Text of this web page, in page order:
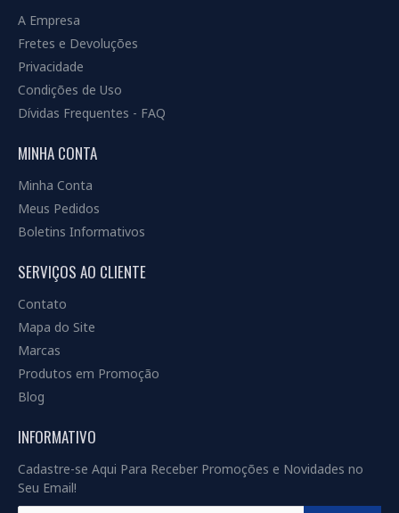
A Empresa
Fretes e Devoluções
Privacidade
Condições de Uso
Dívidas Frequentes - FAQ
MINHA CONTA
Minha Conta
Meus Pedidos
Boletins Informativos
SERVIÇOS AO CLIENTE
Contato
Mapa do Site
Marcas
Produtos em Promoção
Blog
INFORMATIVO
Cadastre-se Aqui Para Receber Promoções e Novidades no
Seu Email!